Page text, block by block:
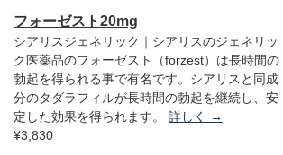
フォーゼスト20mg
シアリスジェネリック｜シアリスのジェネリッ
ク医薬品のフォーゼスト（forzest）は長時間の
勃起を得られる事で有名です。シアリスと同成
分のタダラフィルが長時間の勃起を継続し、安
定した効果を得られます。 詳しく
→
¥3,830